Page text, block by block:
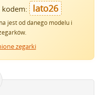
lato26
jest od danego modelu i
zegarki